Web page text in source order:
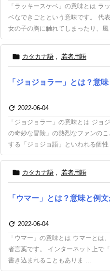
「ラッキースケベ」の意味とは ラ
ベなできごとという意味です。 代
女の子の胸に触れてしまったり、風
 カタカナ語 , 若者用語
「ジョジョラー」とは？意
 2022-06-04
「ジョジョラー」の意味とは ジョ
の奇妙な冒険」の熱烈なファンの
する「ジョジョ語」といわれる個性
 カタカナ語 , 若者用語
「ウマー」とは？意味と例
 2022-06-04
「ウマー」の意味とは ウマーとは
者言葉です。 インターネット上で
書き込まれることもありま ...